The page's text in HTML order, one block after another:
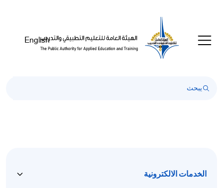
English
الخدمات الالكترونية